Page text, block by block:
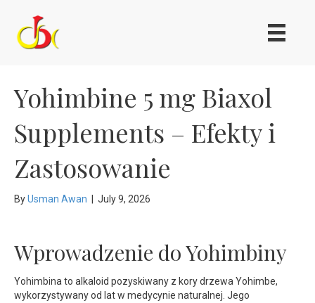
Yohimbine 5 mg Biaxol
Supplements – Efekty i
Zastosowanie
ByUsman Awan July 9, 2026
Wprowadzenie do Yohimbiny
Yohimbina to alkaloid pozyskiwany z kory drzewa Yohimbe,
wykorzystywany od lat w medycynie naturalnej. Jego